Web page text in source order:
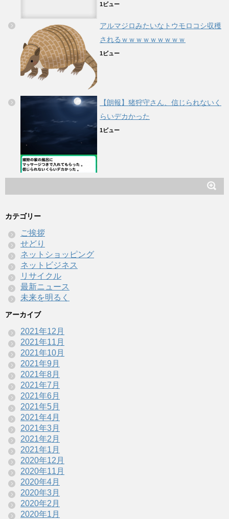
1ビュー
アルマジロみたいなトウモロコシ収穫
されるｗｗｗｗｗｗｗｗｗ
1ビュー
【朗報】猪狩守さん、信じられないく
らいデカかった
1ビュー
カテゴリー
ご挨拶
せどり
ネットショッピング
ネットビジネス
リサイクル
最新ニュース
未来を明るく
アーカイブ
2021年12月
2021年11月
2021年10月
2021年9月
2021年8月
2021年7月
2021年6月
2021年5月
2021年4月
2021年3月
2021年2月
2021年1月
2020年12月
2020年11月
2020年4月
2020年3月
2020年2月
2020年1月